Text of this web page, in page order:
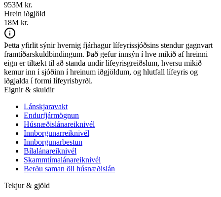
953M kr.
Hrein iðgjöld
18M kr.
Þetta yfirlit sýnir hvernig fjárhagur lífeyrissjóðsins stendur gagnvart
framtíðarskuldbindingum. Það gefur innsýn í hve mikið af hreinni
eign er tiltækt til að standa undir lífeyrisgreiðslum, hversu mikið
kemur inn í sjóðinn í hreinum iðgjöldum, og hlutfall lífeyris og
iðgjalda í formi lífeyrisbyrði.
Eignir & skuldir
Lánskjaravakt
Endurfjármögnun
Húsnæðislánareiknivél
Innborgunarreiknivél
Innborgunarbestun
Bílalánareiknivél
Skammtímalánareiknivél
Berðu saman öll húsnæðislán
Tekjur & gjöld